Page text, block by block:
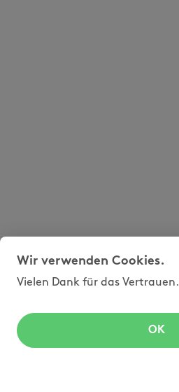
Wir verwenden Cookies.
Vielen Dank für das Vertrauen.
OK